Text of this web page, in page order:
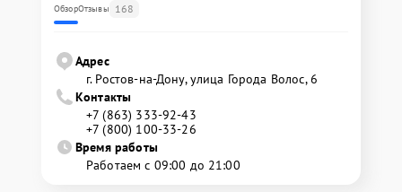
ОбзорОтзывы 168
Адрес
г. Ростов-на-Дону, улица Города Волос, 6
Контакты
+7 (863) 333-92-43
+7 (800) 100-33-26
Время работы
Работаем с 09:00 до 21:00